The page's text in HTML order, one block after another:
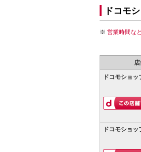
ドコモ
営業時間な
ドコモショ
ドコモショッ